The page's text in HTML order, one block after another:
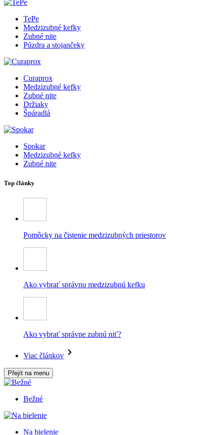
TePe
Medzizubné kefky
Zubné nite
Púzdra a stojančeky
Curaprox
Medzizubné kefky
Zubné nite
Držiaky
Špáradlá
Spokar
Medzizubné kefky
Zubné nite
Top články
Pomôcky na čistenie medzizubných priestorov
Ako vybrať správnu medzizubnú kefku
Ako vybrať správne zubnú niť?
Viac článkov
Přejít na menu
Bežné
Na bielenie